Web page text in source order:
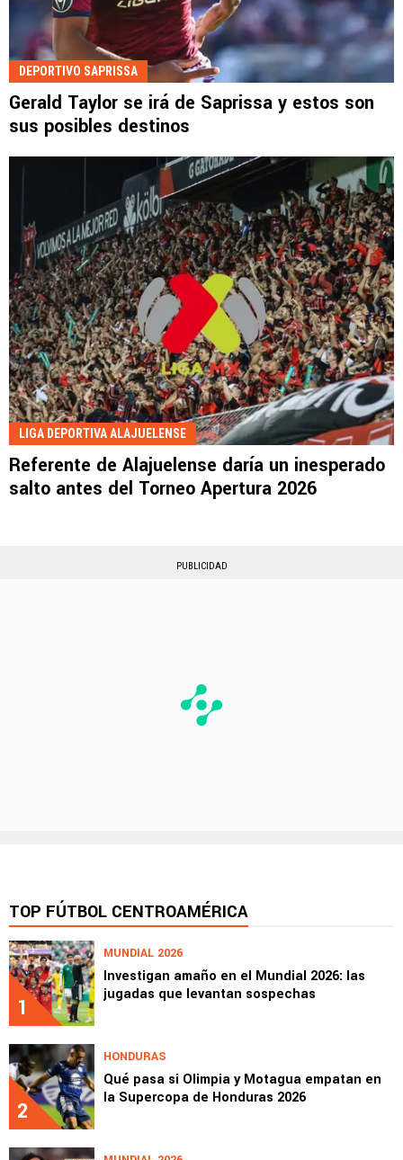
DEPORTIVO SAPRISSA
Gerald Taylor se irá de Saprissa y estos son
sus posibles destinos
LIGA DEPORTIVA ALAJUELENSE
Referente de Alajuelense daría un inesperado
salto antes del Torneo Apertura 2026
PUBLICIDAD
TOP FÚTBOL CENTROAMÉRICA
1
MUNDIAL 2026
Investigan amaño en el Mundial 2026: las
jugadas que levantan sospechas
2
HONDURAS
Qué pasa si Olimpia y Motagua empatan en
la Supercopa de Honduras 2026